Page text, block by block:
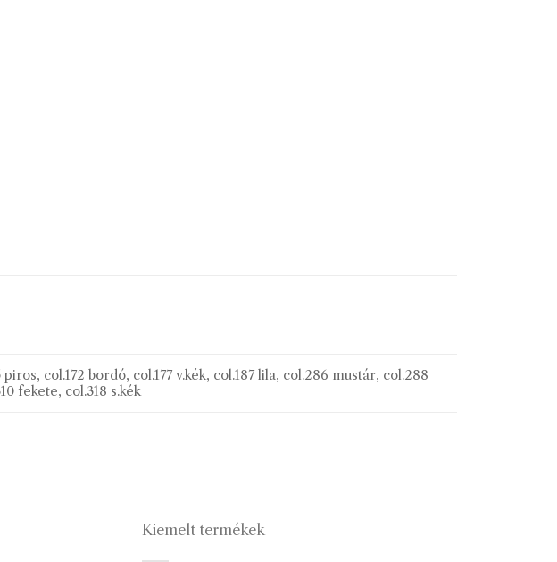
col.172 bordó, col.177 v.kék, col.187 lila, col.286 mustár, col.288
fekete, col.318 s.kék
Kiemelt termékek